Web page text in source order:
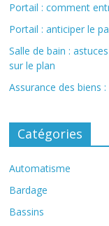
Portail : comment
Portail : anticiper le
Salle de bain :
sur le plan
Assurance des biens
Catégories
Automatisme
Bardage
Bassins